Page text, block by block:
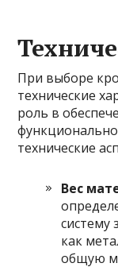
При выборе
технические
роль в
технические
Вес
систему
как
общую